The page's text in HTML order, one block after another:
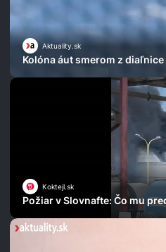
Aktuality.sk
Kolóna áut smerom z diaľnice
Koktejl.sk
Požiar v Slovnafte: Čo mu